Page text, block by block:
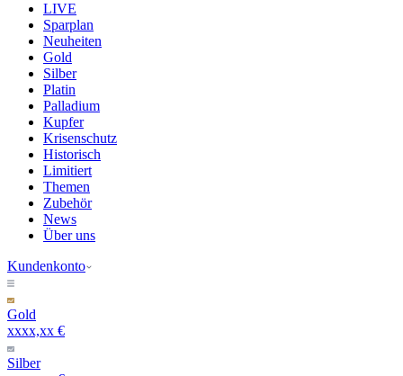
LIVE
Sparplan
Neuheiten
Gold
Silber
Platin
Palladium
Kupfer
Krisenschutz
Historisch
Limitiert
Themen
Zubehör
News
Über uns
Kundenkonto
Gold
xxxx,xx €
Silber